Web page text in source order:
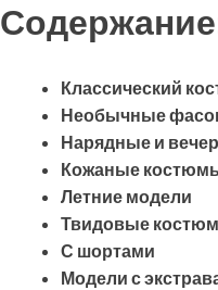
Классический
Необычные
Нарядные и
Кожаные
Летние модели
Твидовые
С шортами
Модели с